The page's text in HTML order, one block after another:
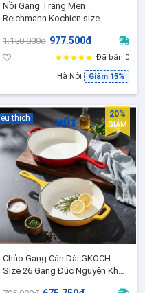
Nồi Gang Tráng Men
Reichmann Kochien size
Điện Từ
1.150.000đ 977.500đ
Đã bán 0
Hà Nội Giảm 15%
Chảo Gang Cán Dài GKOCH
Size 26 Gang Đúc Nguyên Khối
thích 20%
GIẢM